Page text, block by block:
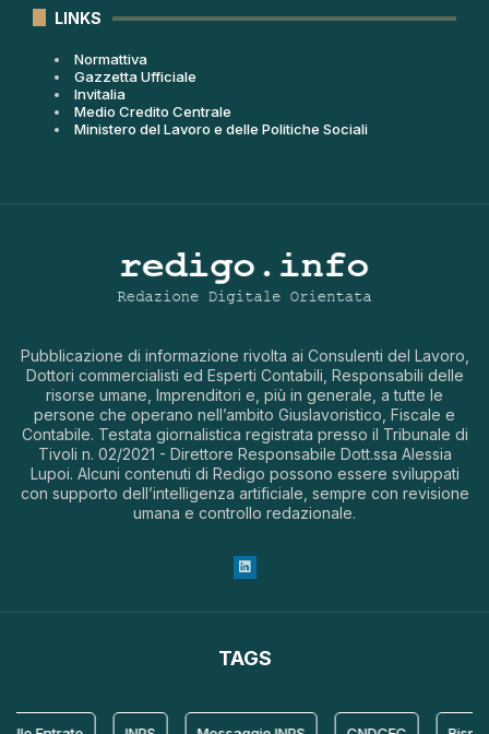
LINKS
Normattiva
Gazzetta Ufficiale
Invitalia
Medio Credito Centrale
Ministero del Lavoro e delle Politiche Sociali
Pubblicazione di informazione rivolta ai Consulenti del Lavoro,
Dottori commercialisti ed Esperti Contabili, Responsabili delle
risorse umane, Imprenditori e, più in generale, a tutte le
persone che operano nell’ambito Giuslavoristico, Fiscale e
Contabile. Testata giornalistica registrata presso il Tribunale di
Tivoli n. 02/2021 - Direttore Responsabile Dott.ssa Alessia
Lupoi. Alcuni contenuti di Redigo possono essere sviluppati
con supporto dell’intelligenza artificiale, sempre con revisione
umana e controllo redazionale.
TAGS